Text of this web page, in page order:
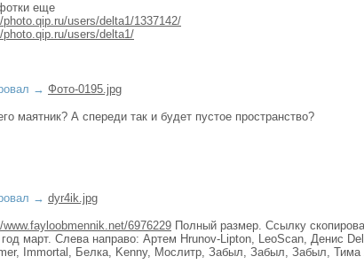
еще
photo.qip.ru/users/delta1/1337142/
photo.qip.ru/users/delta1/
→ Фото-0195.jpg
маятник? А спереди так и будет пустое пространство?
→ dyr4ik.jpg
www.fayloobmennik.net/6976229 Полный размер. Ссылку
март. Слева направо: Артем Hrunov-Lipton, LeoScan, Денис
Immortal, Белка, Kenny, Мослитр, Забыл, Забыл, Забыл,